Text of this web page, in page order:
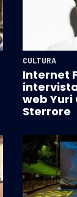
CULTURA
Internet
web Yuri
Sterrore